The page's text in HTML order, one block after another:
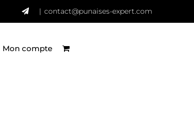
| contact@punaises-expert.com
Mon compte